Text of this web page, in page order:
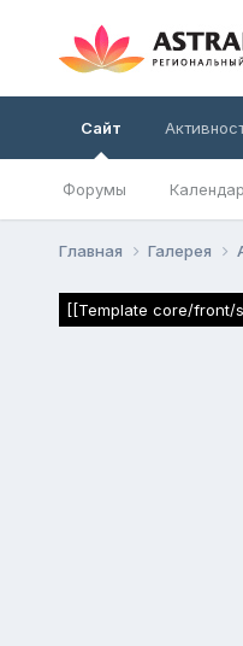
Сайт
Форумы
Главная Галерея
[[Template core/front/